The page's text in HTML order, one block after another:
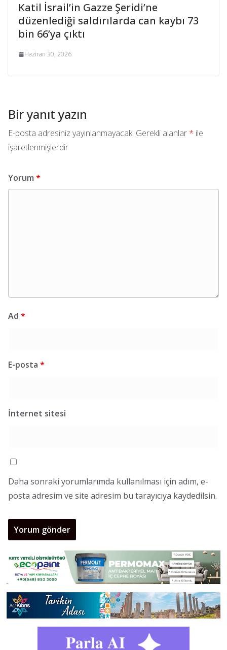
Katil İsrail’in Gazze Şeridi’ne
düzenlediği saldırılarda can kaybı 73
bin 66’ya çıktı
Haziran 30, 2026
Bir yanıt yazın
E-posta adresiniz yayınlanmayacak. Gerekli alanlar * ile
işaretlenmişlerdir
Yorum *
Ad *
E-posta *
İnternet sitesi
Daha sonraki yorumlarımda kullanılması için adım, e-
posta adresim ve site adresim bu tarayıcıya kaydedilsin.